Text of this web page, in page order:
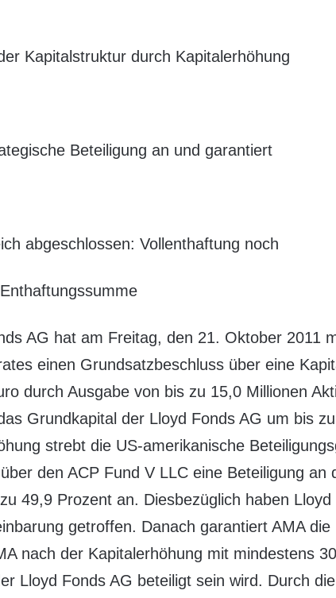
Kapitalstruktur durch Kapitalerhöhung
Beteiligung an und garantiert
abgeschlossen: Vollenthaftung noch
AG hat am Freitag, den 21. Oktober 2011
einen Grundsatzbeschluss über eine
durch Ausgabe von bis zu 15,0 Millionen
Grundkapital der Lloyd Fonds AG um bis
strebt die US-amerikanische
den ACP Fund V LLC eine Beteiligung an
49,9 Prozent an. Diesbezüglich haben Lloyd
getroffen. Danach garantiert AMA die
nach der Kapitalerhöhung mit mindestens
Lloyd Fonds AG beteiligt sein wird. Durch die